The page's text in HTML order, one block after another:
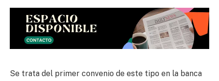
Se trata del primer convenio de este tipo en la banca